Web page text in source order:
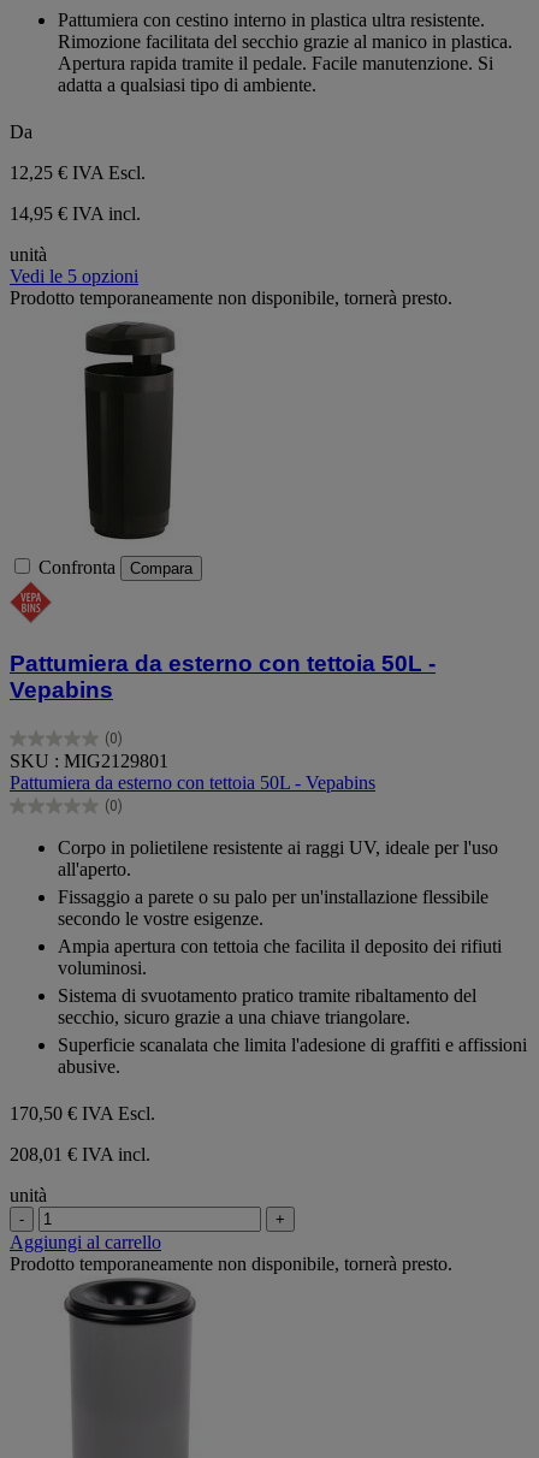
Pattumiera con cestino interno in plastica ultra resistente.
Rimozione facilitata del secchio grazie al manico in plastica.
Apertura rapida tramite il pedale. Facile manutenzione. Si
adatta a qualsiasi tipo di ambiente.
Da
12,25 € IVA Escl.
14,95 € IVA incl.
unità
Vedi le 5 opzioni
Prodotto temporaneamente non disponibile, tornerà presto.
Confronta Compara
Pattumiera da esterno con tettoia 50L -
Vepabins
(0)
0.0
su
5
stelle.
SKU : MIG2129801
Pattumiera da esterno con tettoia 50L - Vepabins
(0)
0.0
Corpo in polietilene resistente ai raggi UV, ideale per l'uso
all'aperto.
Fissaggio a parete o su palo per un'installazione flessibile
secondo le vostre esigenze.
Ampia apertura con tettoia che facilita il deposito dei rifiuti
voluminosi.
Sistema di svuotamento pratico tramite ribaltamento del
secchio, sicuro grazie a una chiave triangolare.
Superficie scanalata che limita l'adesione di graffiti e affissioni
abusive.
170,50 € IVA Escl.
208,01 € IVA incl.
unità
- +
Aggiungi al carrello
Prodotto temporaneamente non disponibile, tornerà presto.